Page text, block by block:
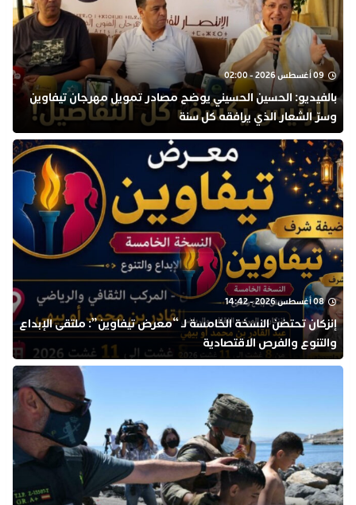
09 أغسطس 2026 - 02:00
بالفيديو: الحسين الحسيني يوضح مصادر تمويل مهرجان تيفاوين
وسرّ الشعار الذي يرافقه كل سنة
08 أغسطس 2026 - 14:42
إنزكان تحتضن النسخة الخامسة لـ “معرض تيفاوين”: ملتقى الإبداع
والتنوع والفرص الاقتصادية